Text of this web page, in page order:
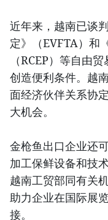
近年来，越南已谈
定》（EVFTA）和
（RCEP）等自由
创造便利条件。越
面经济伙伴关系协
大机会。
金枪鱼出口企业还
加工保鲜设备和技
越南工贸部同有关
助力企业在国际展
接。